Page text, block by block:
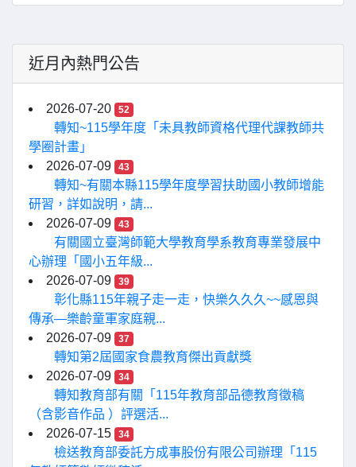
近月內熱門公告
2026-07-20 52
轉知~115學年度「未具教師資格代理代課教師共
學圈計畫」
2026-07-09
43
轉知~有關本縣115學年度學習扶助國小教師增能
研習，詳如說明，請...
2026-07-09
43
有關國立臺灣師範大學教育學系教育專業發展中
心辦理「國小五年級...
2026-07-09
39
彰化縣115年親子走一走，快樂久久久~~感恩與
傳承—樂齡童軍家庭親...
2026-07-09
37
轉知第2屆國家食農教育傑出貢獻獎
2026-07-09
34
轉知教育部有關「115年教育部品德教育徵稿
（含影音作品 ）評選活...
2026-07-15
34
檢送教育部委託方成事股份有限公司辦理「115